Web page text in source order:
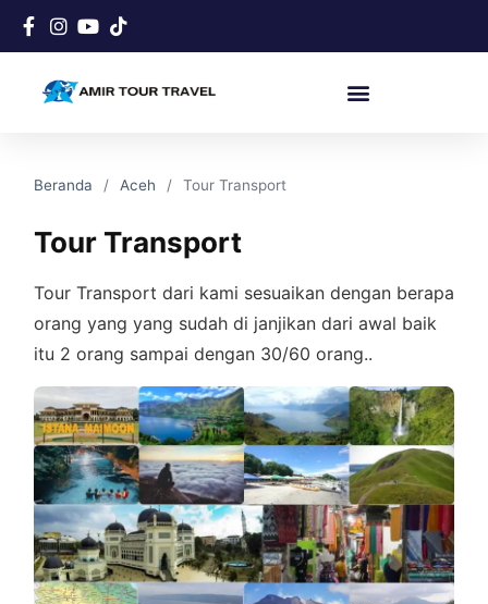
Beranda Aceh Tour Transport
Tour Transport
Tour Transport dari kami sesuaikan dengan berapa
orang yang yang sudah di janjikan dari awal baik
itu 2 orang sampai dengan 30/60 orang..